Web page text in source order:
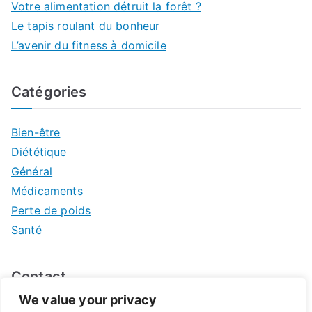
We value your privacy
Votre alimentation détruit la forêt ?
Le tapis roulant du bonheur
L’avenir du fitness à domicile
Catégories
Bien-être
Diététique
Général
Médicaments
Perte de poids
Santé
Contact